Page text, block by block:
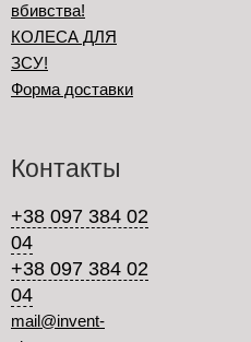
вбивства!
КОЛЕСА ДЛЯ
ЗСУ!
Форма доставки
Контакты
+38 097 384 02
04
+38 097 384 02
04
mail@invent-